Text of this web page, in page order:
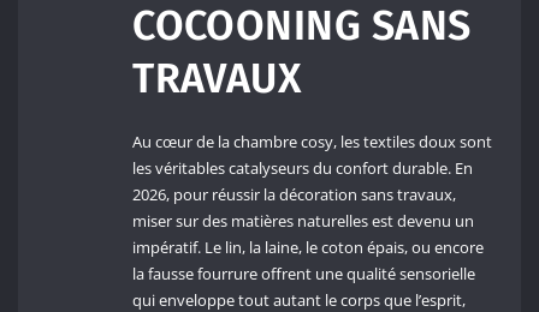
COCOONING SANS
TRAVAUX
Au cœur de la chambre cosy, les textiles doux sont
les véritables catalyseurs du confort durable. En
2026, pour réussir la décoration sans travaux,
miser sur des matières naturelles est devenu un
impératif. Le lin, la laine, le coton épais, ou encore
la fausse fourrure offrent une qualité sensorielle
qui enveloppe tout autant le corps que l’esprit,